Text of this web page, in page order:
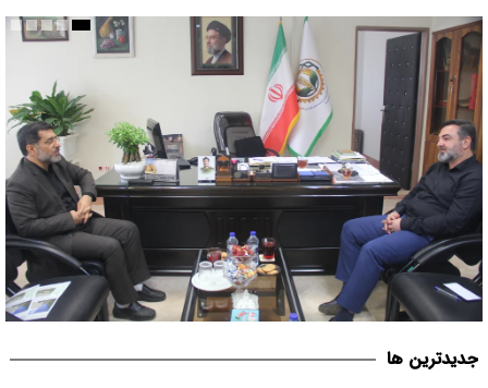
است
اصلاح خط محدوده قانونی شهر
جديدترين ها